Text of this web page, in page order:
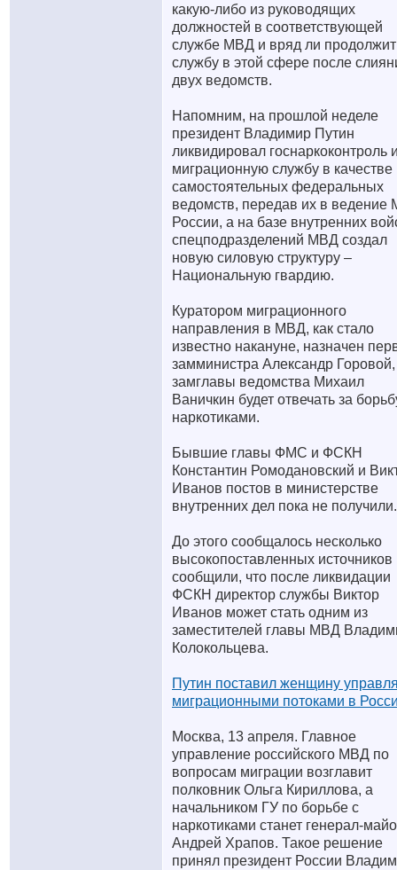
какую-либо из руководящих
должностей в соответствующей
службе МВД и вряд ли продолжит
службу в этой сфере после
двух ведомств.
Напомним, на прошлой неделе
президент Владимир Путин
ликвидировал госнаркоконтроль
миграционную службу в качестве
самостоятельных федеральных
ведомств, передав их в ведение
России, а на базе внутренних
спецподразделений МВД создал
новую силовую структуру –
Национальную гвардию.
Куратором миграционного
направления в МВД, как стало
известно накануне, назначен
замминистра Александр
замглавы ведомства Михаил
Ваничкин будет отвечать за
наркотиками.
Бывшие главы ФМС и ФСКН
Константин Ромодановский и
Иванов постов в министерстве
внутренних дел пока не получили.
До этого сообщалось несколько
высокопоставленных источников
сообщили, что после ликвидации
ФСКН директор службы Виктор
Иванов может стать одним из
заместителей главы МВД
Колокольцева.
Путин поставил женщину
миграционными потоками в
Москва, 13 апреля. Главное
управление российского МВД по
вопросам миграции возглавит
полковник Ольга Кириллова, а
начальником ГУ по борьбе с
наркотиками станет генерал-
Андрей Храпов. Такое решение
принял президент России